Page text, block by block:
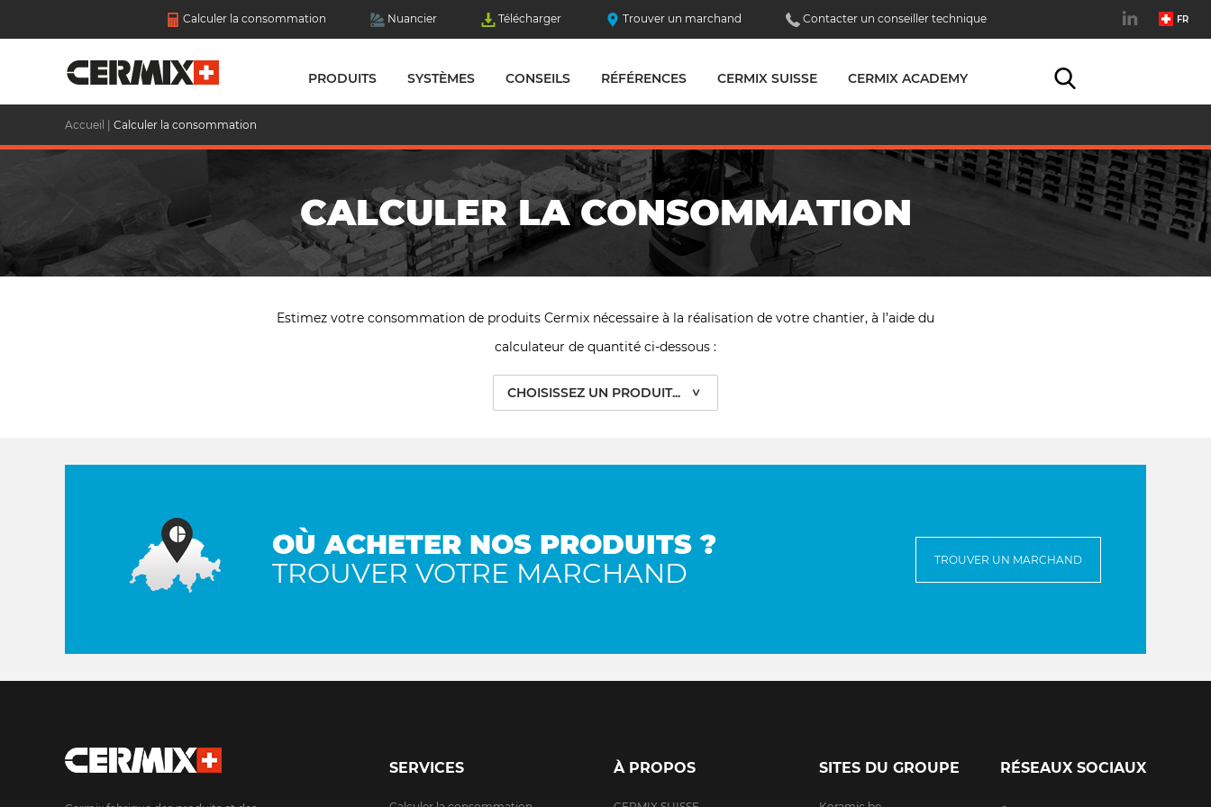
Calculer la consommation Nuancier Télécharger Trouver un marchand Contacter un conseiller technique
PRODUITS SYSTÈMES CONSEILS RÉFÉRENCES CERMIX SUISSE CERMIX ACADEMY
Accueil Calculer la consommation
FR
CALCULER LA CONSOMMATION
Estimez votre consommation de produits Cermix nécessaire à la réalisation de votre chantier, à l’aide du
calculateur de quantité ci-dessous :
OÙ ACHETER NOS PRODUITS ?
TROUVER VOTRE MARCHAND
TROUVER UN MARCHAND
SERVICES À PROPOS SITES DU GROUPE RÉSEAUX SOCIAUX